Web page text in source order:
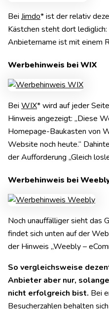
Bei Jimdo* ist der relativ
Kästchen steht dort
Anbietername ist mit einem
Werbehinweis bei WIX
Bei WIX* wird auf jeder
Hinweis angezeigt: „Diese
Homepage-Baukasten von
Website noch heute.“
der Aufforderung „Gleich
Werbehinweis bei
Noch unauffälliger sieht das
findet sich unten auf der
der Hinweis „Weebly –
So vergleichsweise
Anbieter aber nur,
nicht erfolgreich bist. Bei
Besucherzahlen behalten